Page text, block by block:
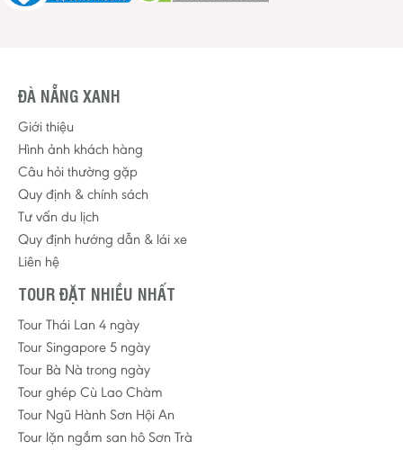
ĐÀ NẴNG XANH
Giới thiệu
Hình ảnh khách hàng
Câu hỏi thường gặp
Quy định & chính sách
Tư vấn du lịch
Quy định hướng dẫn & lái xe
Liên hệ
TOUR ĐẶT NHIỀU NHẤT
Tour Thái Lan 4 ngày
Tour Singapore 5 ngày
Tour Bà Nà trong ngày
Tour ghép Cù Lao Chàm
Tour Ngũ Hành Sơn Hội An
Tour lặn ngắm san hô Sơn Trà